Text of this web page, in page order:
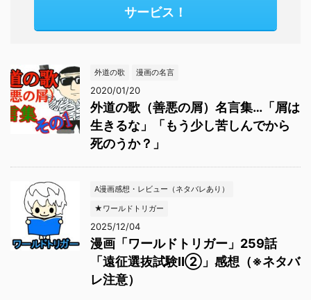
サービス！
外道の歌 漫画の名言
2020/01/20
外道の歌（善悪の屑）名言集…「屑は
生きるな」「もう少し苦しんでから
死のうか？」
A漫画感想・レビュー（ネタバレあり）
★ワールドトリガー
2025/12/04
漫画「ワールドトリガー」259話
「遠征選抜試験Ⅱ②」感想（※ネタバ
レ注意）